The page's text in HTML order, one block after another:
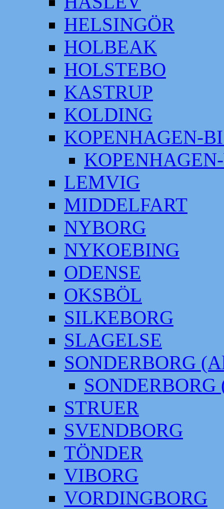
HELSINGÖR
HOLBEAK
HOLSTEBO
KASTRUP
KOLDING
KOPENHAGEN-
LEMVIG
MIDDELFART
NYBORG
NYKOEBING
ODENSE
OKSBÖL
SILKEBORG
SLAGELSE
SONDERBORG
SONDERBORG
STRUER
SVENDBORG
TÖNDER
VIBORG
VORDINGBORG